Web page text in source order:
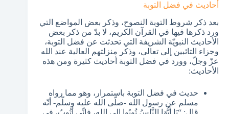
أحاديث في فضل التوبة
بعد ذكر شروط التوبة النصوح، وذكر بعض المواضع التي
ورد ذكرها فيها في القرآن الكريم، لا بدّ من ذكر بعض
الأحاديث النبويّة الشريفة التي تحدثت عن فضل التوبة،
وجزاء التائبين إلى تعالى، وذكر منزلتهم العالية عند الله
عزّ وجلّ، وورد في فضل التوبة أحاديث كثيرة ومن هذه
الأحاديث:
حديث في فضل التوبة باستمرار، وهو مما رواه
مسلم عن رسول الله -صلّى الله عليه وسلّم- أنّه
قال: “يَا أَيُّهَا النَّاسُ تُوبُوا إلى اللهِ، فإنِّي أَتُوبُ، في